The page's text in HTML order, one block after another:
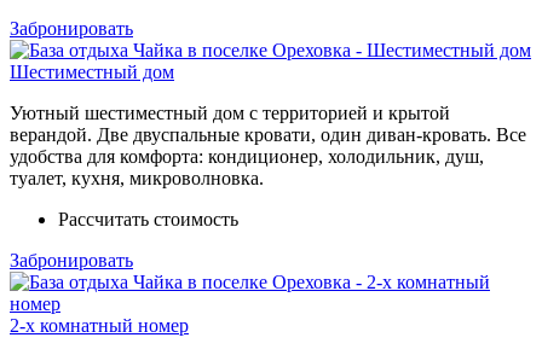
Забронировать
Шестиместный дом
Уютный шестиместный дом с территорией и крытой
верандой. Две двуспальные кровати, один диван-кровать. Все
удобства для комфорта: кондиционер, холодильник, душ,
туалет, кухня, микроволновка.
Рассчитать стоимость
Забронировать
2-х комнатный номер